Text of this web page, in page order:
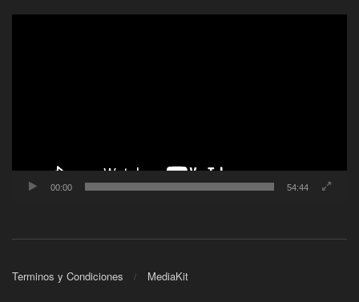
00:00 54:44
Terminos y Condiciones MediaKit